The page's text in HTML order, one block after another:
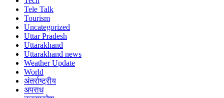
Tele Talk
Tourism
Uncategorized
Uttar Pradesh
Uttarakhand
Uttarakhand news
Weather Update
World
अंतर्राष्ट्रीय
अपराध